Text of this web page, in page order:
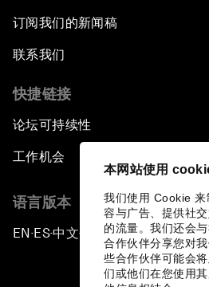
本网站使用
我们使用 Cookie 来
容与广告、提供社
的流量。我们还会
合作伙伴分享您对
些合作伙伴可能会
们或他们在您使用
订阅我们的新闻稿
联系我们
快捷链接
论坛可持续性
工作机会
语言版本
EN ▪ ES▪中文▪ 日本語